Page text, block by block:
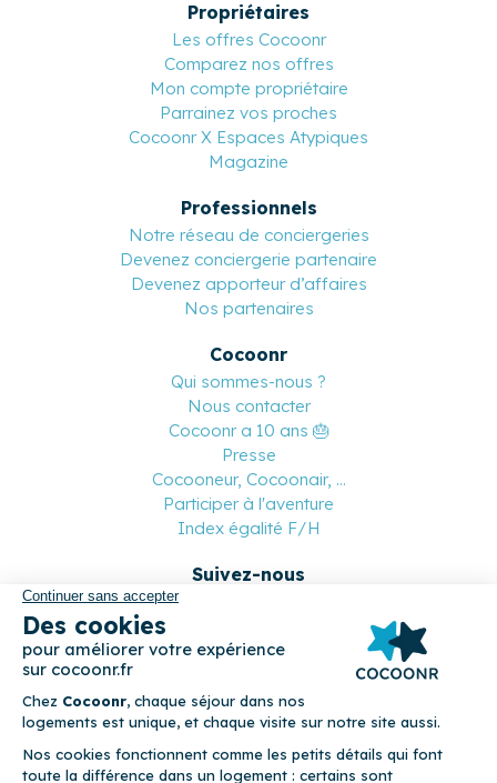
Propriétaires
Les offres Cocoonr
Comparez nos offres
Mon compte propriétaire
Parrainez vos proches
Cocoonr X Espaces Atypiques
Magazine
Professionnels
Notre réseau de conciergeries
Devenez conciergerie partenaire
Devenez apporteur d’affaires
Nos partenaires
Cocoonr
Qui sommes-nous ?
Nous contacter
Cocoonr a 10 ans 🎂
Presse
Cocooneur, Cocoonair, ...
Participer à l'aventure
Index égalité F/H
Suivez-nous